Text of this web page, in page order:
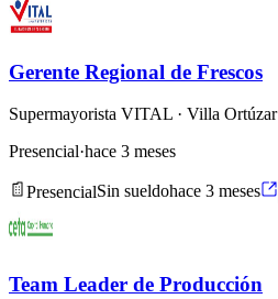
Gerente Regional de Frescos
Supermayorista VITAL · Villa Ortúzar
Presencial·hace 3 meses
PresencialSin sueldohace 3 meses
Team Leader de Producción